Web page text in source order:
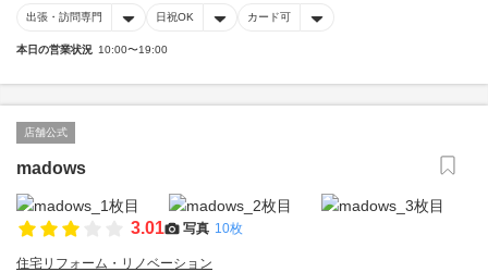
出張・訪問専門 日祝OK カード可
本日の営業状況 10:00〜19:00
店舗公式
madows
3.01 写真 10枚
住宅リフォーム・リノベーション